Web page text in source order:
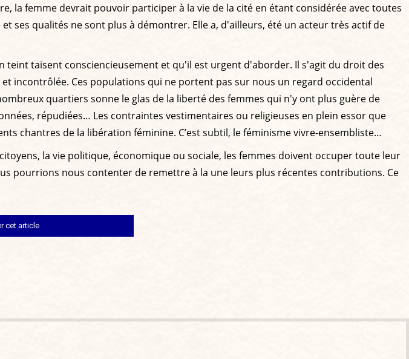
la femme devrait pouvoir participer à la vie de la cité en étant considérée avec toutes
ses qualités ne sont plus à démontrer. Elle a, d'ailleurs, été un acteur très actif de
taisent consciencieusement et qu'il est urgent d'aborder. Il s'agit du droit des
incontrôlée. Ces populations qui ne portent pas sur nous un regard occidental
quartiers sonne le glas de la liberté des femmes qui n'y ont plus guère de
répudiées… Les contraintes vestimentaires ou religieuses en plein essor que
chantres de la libération féminine. C’est subtil, le féminisme vivre-ensembliste…
la vie politique, économique ou sociale, les femmes doivent occuper toute leur
pourrions nous contenter de remettre à la une leurs plus récentes contributions. Ce
cet article